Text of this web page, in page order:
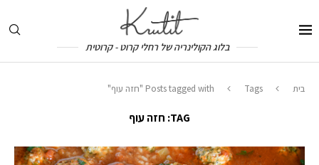
בלוג הקולינריה של רחלי קרוט - קרוטית
בית Tags Posts tagged with "חזה עוף"
TAG: חזה עוף